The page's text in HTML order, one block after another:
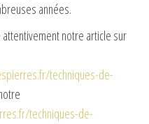
années.
notre article sur
techniques-de-
techniques-de-